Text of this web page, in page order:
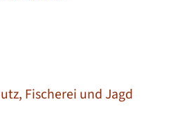
Fischerei und Jagd